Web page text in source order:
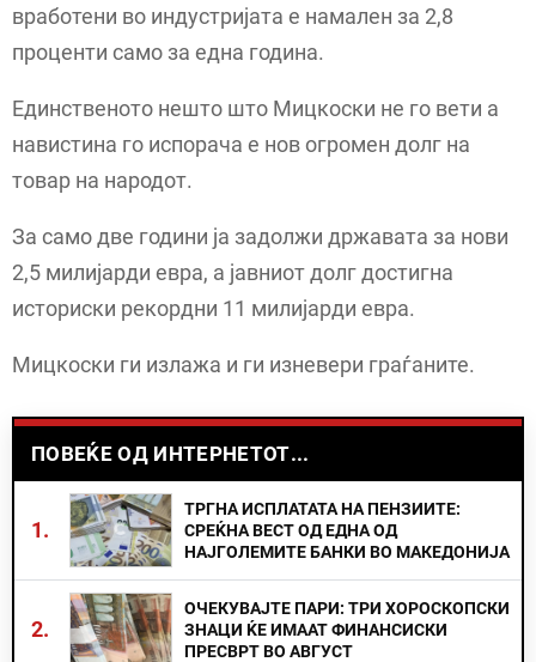
вработени во индустријата е намален за 2,8
проценти само за една година.
Единственото нешто што Мицкоски не го вети а
навистина го испорача е нов огромен долг на
товар на народот.
За само две години ја задолжи државата за нови
2,5 милијарди евра, а јавниот долг достигна
историски рекордни 11 милијарди евра.
Мицкоски ги излажа и ги изневери граѓаните.
ПОВЕЌЕ ОД ИНТЕРНЕТОТ...
1.
ТРГНА ИСПЛАТАТА НА ПЕНЗИИТЕ:
СРЕЌНА ВЕСТ ОД ЕДНА ОД
НАЈГОЛЕМИТЕ БАНКИ ВО МАКЕДОНИЈА
2.
ОЧЕКУВАЈТЕ ПАРИ: ТРИ ХОРОСКОПСКИ
ЗНАЦИ ЌЕ ИМААТ ФИНАНСИСКИ
ПРЕСВРТ ВО АВГУСТ